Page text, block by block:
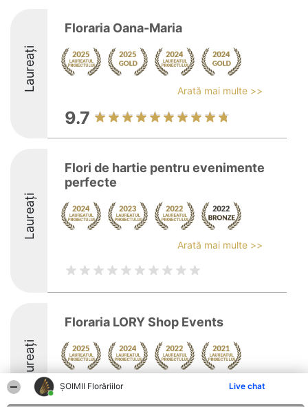
ȘOIMII Florăriilor Live chat
Laureați
Floraria Oana-Maria
Arată mai multe >>
9.7
Laureați
Flori de hartie pentru evenimente
perfecte
Arată mai multe >>
Laureați
Floraria LORY Shop Events
Arată mai multe >>